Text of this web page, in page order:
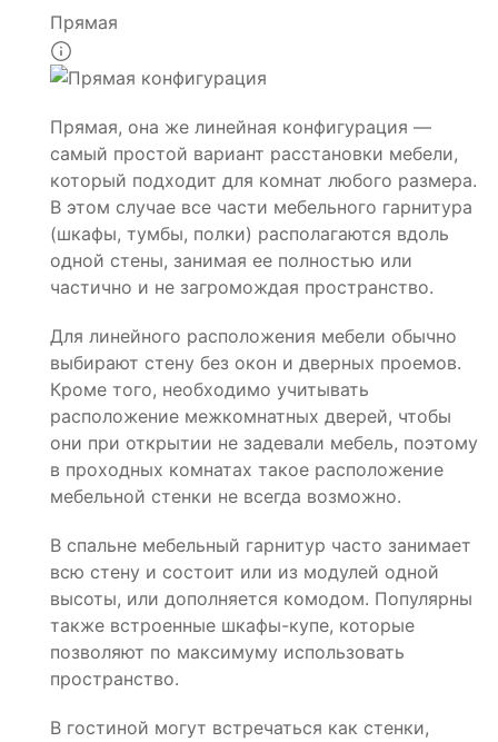
Прямая
Прямая, она же линейная конфигурация —
самый простой вариант расстановки мебели,
который подходит для комнат любого размера.
В этом случае все части мебельного гарнитура
(шкафы, тумбы, полки) располагаются вдоль
одной стены, занимая ее полностью или
частично и не загромождая пространство.
Для линейного расположения мебели обычно
выбирают стену без окон и дверных проемов.
Кроме того, необходимо учитывать
расположение межкомнатных дверей, чтобы
они при открытии не задевали мебель, поэтому
в проходных комнатах такое расположение
мебельной стенки не всегда возможно.
В спальне мебельный гарнитур часто занимает
всю стену и состоит или из модулей одной
высоты, или дополняется комодом. Популярны
также встроенные шкафы-купе, которые
позволяют по максимуму использовать
пространство.
В гостиной могут встречаться как стенки,